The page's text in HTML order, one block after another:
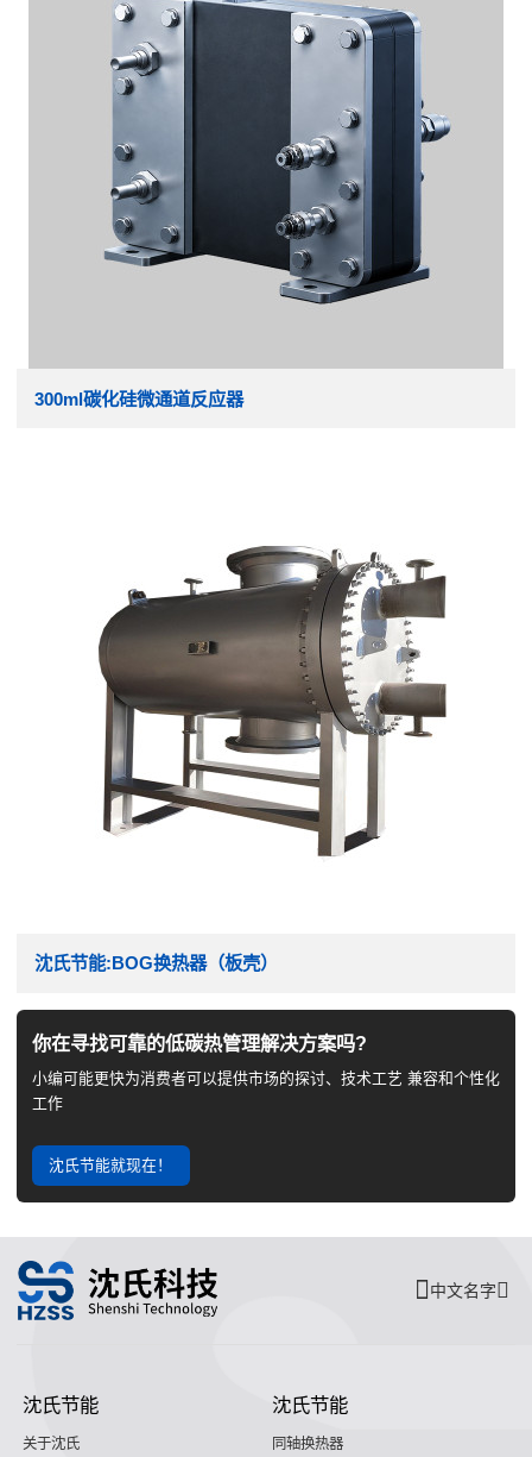
300ml碳化硅微通道反应器
沈氏节能:BOG换热器（板壳）
你在寻找可靠的低碳热管理解决方案吗?
小编可能更快为消费者可以提供市场的探讨、技术工艺 兼容和个性化
工作
沈氏节能就现在！
中文名字
沈氏节能
关于沈氏
沈氏节能
同轴换热器